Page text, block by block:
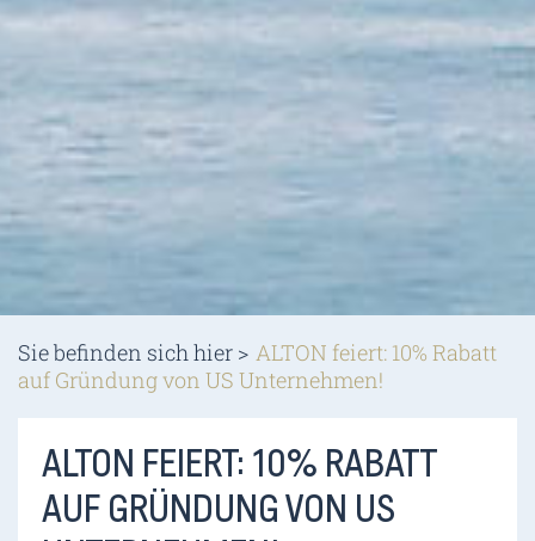
Sie befinden sich hier > ALTON feiert: 10% Rabatt
auf Gründung von US Unternehmen!
ALTON FEIERT: 10% RABATT
AUF GRÜNDUNG VON US